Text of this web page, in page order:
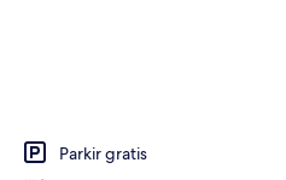
Parkir gratis